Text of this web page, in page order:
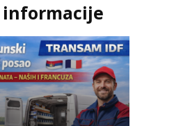
informacije